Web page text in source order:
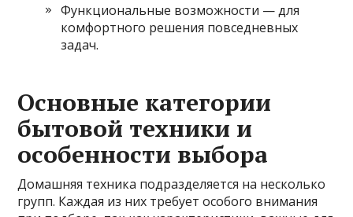
Функциональные возможности — для
комфортного решения повседневных
задач.
Основные категории
бытовой техники и
особенности выбора
Домашняя техника подразделяется на несколько
групп. Каждая из них требует особого внимания